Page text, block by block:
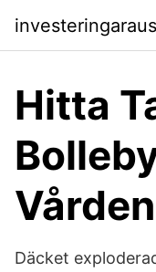
Hitta
Däcket